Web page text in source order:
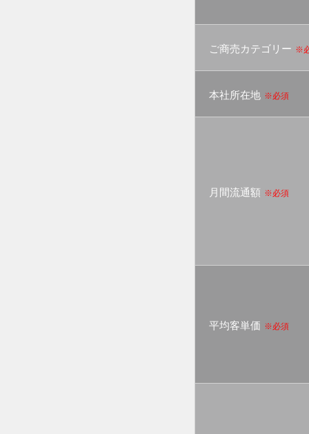
ご商売カテゴリー ※
本社所在地 ※必須
月間流通額 ※必須
平均客単価 ※必須